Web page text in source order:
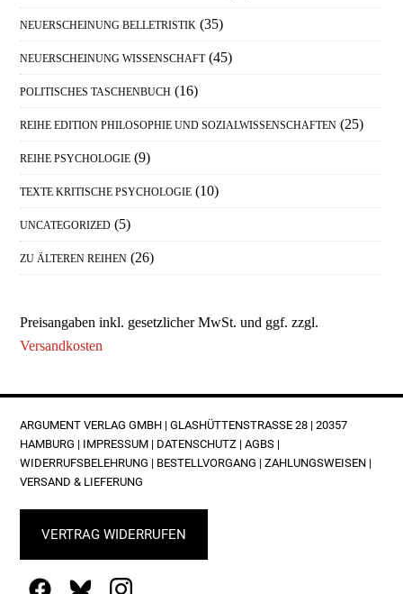
NEUERSCHEINUNG BELLETRISTIK (35)
NEUERSCHEINUNG WISSENSCHAFT (45)
POLITISCHES TASCHENBUCH (16)
REIHE EDITION PHILOSOPHIE UND SOZIALWISSENSCHAFTEN (25)
REIHE PSYCHOLOGIE (9)
TEXTE KRITISCHE PSYCHOLOGIE (10)
UNCATEGORIZED (5)
ZU ÄLTEREN REIHEN (26)
Preisangaben inkl. gesetzlicher MwSt. und ggf. zzgl.
Versandkosten
FOOTER
ARGUMENT VERLAG GMBH | GLASHÜTTENSTRASSE 28 | 20357 H
AMBURG | IMPRESSUM | DATENSCHUTZ |AGBS |
WIDERRUFSBELEHRUNG | BESTELLVORGANG |ZAHLUNGSWEISEN |
VERSAND & LIEFERUNG
VERTRAG WIDERRUFEN